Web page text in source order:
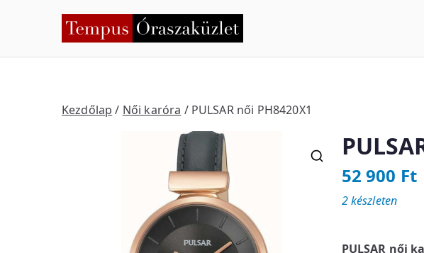
Tempus
Kezdőlap / Női karóra / PULSAR női PH8420X1
52 900 Ft
PULSAR női
2 készleten